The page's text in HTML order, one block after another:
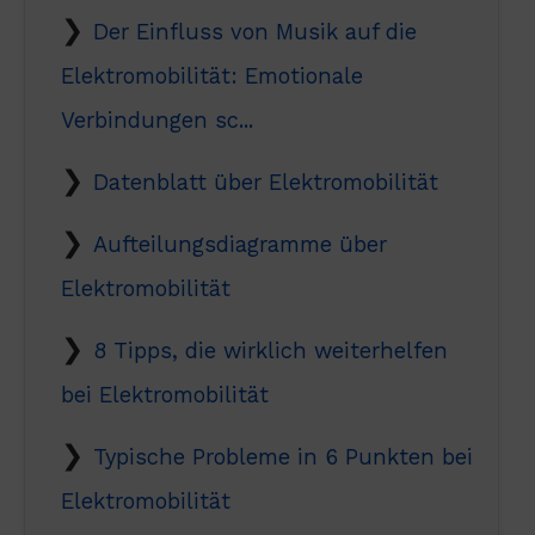
Der Einfluss von Musik auf die
Elektromobilität: Emotionale
Verbindungen sc...
Datenblatt über Elektromobilität
Aufteilungsdiagramme über
Elektromobilität
8 Tipps, die wirklich weiterhelfen
bei Elektromobilität
Typische Probleme in 6 Punkten bei
Elektromobilität